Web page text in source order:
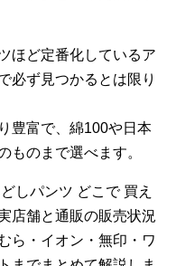
ほど定番化しているア
必ず見つかるとは限り
豊富で、綿100や日本
ものまで選べます。
しパンツ どこで 買え
店舗と通販の販売状況
ら・イオン・無印・ワ